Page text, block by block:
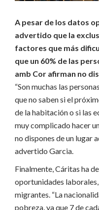
A pesar de los datos
advertido que la
factores que más
que un 60% de las
amb Cor afirman no
“Son muchas las
que no saben si el
de la habitación o si las
muy complicado hacer
no dispones de un lugar
advertido Garcia.
Finalmente, Cáritas ha
oportunidades
migrantes. “La
pobreza, ya que 7 de